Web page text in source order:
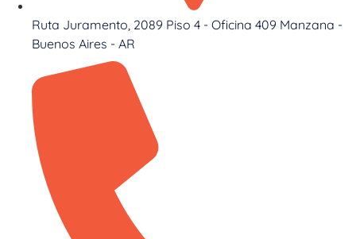
Ruta Juramento, 2089 Piso 4 - Oficina 409 Manzana -
Buenos Aires - AR